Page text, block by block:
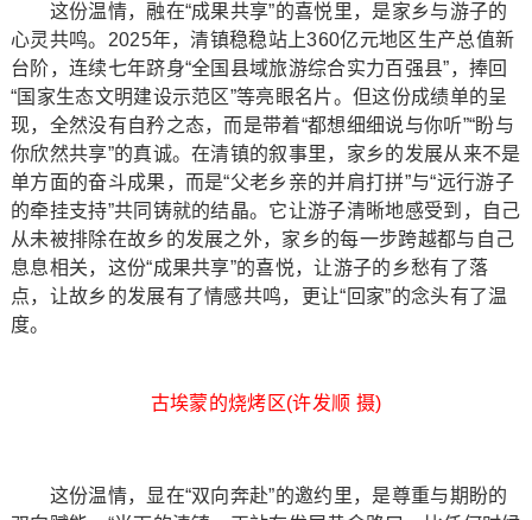
这份温情，融在“成果共享”的喜悦里，是家乡与游子的
心灵共鸣。2025年，清镇稳稳站上360亿元地区生产总值新
台阶，连续七年跻身“全国县域旅游综合实力百强县”，捧回
“国家生态文明建设示范区”等亮眼名片。但这份成绩单的呈
现，全然没有自矜之态，而是带着“都想细细说与你听”“盼与
你欣然共享”的真诚。在清镇的叙事里，家乡的发展从来不是
单方面的奋斗成果，而是“父老乡亲的并肩打拼”与“远行游子
的牵挂支持”共同铸就的结晶。它让游子清晰地感受到，自己
从未被排除在故乡的发展之外，家乡的每一步跨越都与自己
息息相关，这份“成果共享”的喜悦，让游子的乡愁有了落
点，让故乡的发展有了情感共鸣，更让“回家”的念头有了温
度。
古埃蒙的烧烤区(许发顺 摄)
这份温情，显在“双向奔赴”的邀约里，是尊重与期盼的